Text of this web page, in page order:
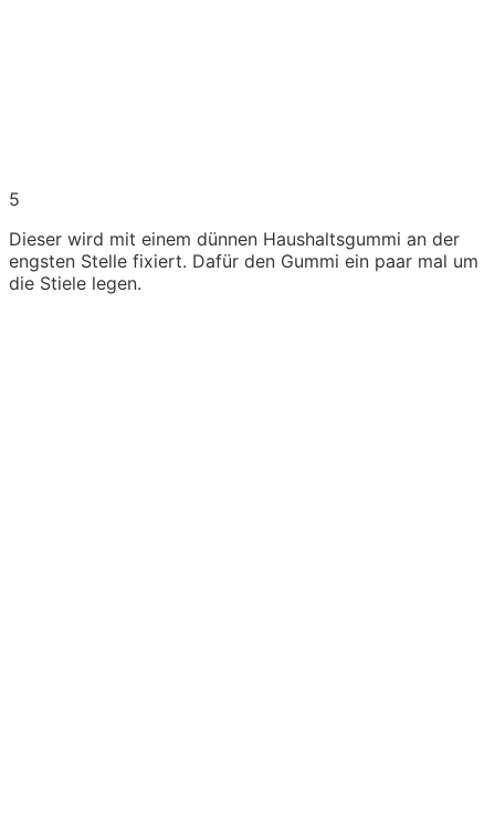
5
Dieser wird mit einem dünnen Haushaltsgummi an der
engsten Stelle fixiert. Dafür den Gummi ein paar mal um
die Stiele legen.